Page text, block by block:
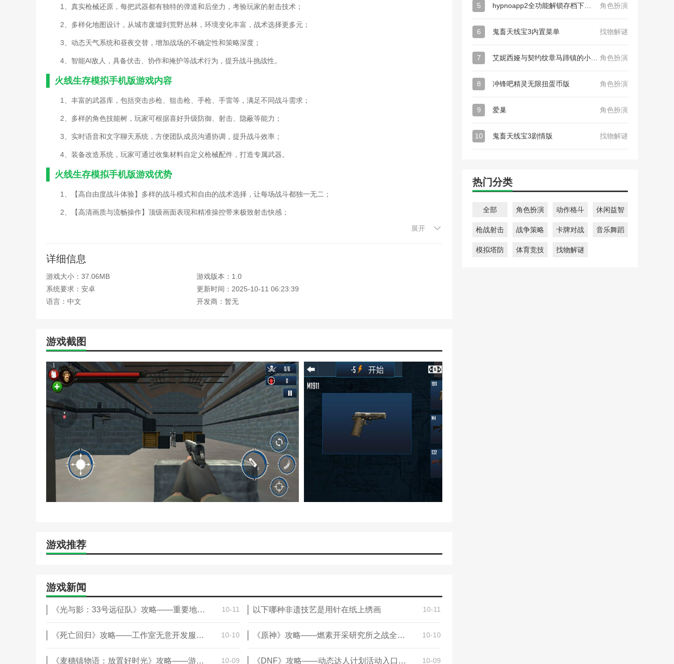
1、真实枪械还原，每把武器都有独特的弹道和后坐力，考验玩家的射击技术；
2、多样化地图设计，从城市废墟到荒野丛林，环境变化丰富，战术选择更多元；
3、动态天气系统和昼夜交替，增加战场的不确定性和策略深度；
4、智能AI敌人，具备伏击、协作和掩护等战术行为，提升战斗挑战性。
火线生存模拟手机版游戏内容
1、丰富的武器库，包括突击步枪、狙击枪、手枪、手雷等，满足不同战斗需求；
2、多样的角色技能树，玩家可根据喜好升级防御、射击、隐蔽等能力；
3、实时语音和文字聊天系统，方便团队成员沟通协调，提升战斗效率；
4、装备改造系统，玩家可通过收集材料自定义枪械配件，打造专属武器。
火线生存模拟手机版游戏优势
1、【高自由度战斗体验】多样的战斗模式和自由的战术选择，让每场战斗都独一无二；
2、【高清画质与流畅操作】顶级画面表现和精准操控带来极致射击快感；
火线生存模拟手机版游戏凭借其真实的枪械手感和多样化的战斗玩法，为射击游戏爱好者提供了极具挑战性的生存体验。游
戏不仅画面细腻，操作顺畅，还结合了丰富的社交和成长系统，增强了游戏的耐玩性和互动性。无论是单人竞技还是团队协作，
本站为您提供火线生存模拟 手机版的 手机游戏 ，欢迎大家记住本站网址，本站是您下载安卓手游app最好的网站！
展开
详细信息
游戏大小：37.06MB
游戏版本：1.0
系统要求：安卓
更新时间：2025-10-11 06:23:39
语言：中文
开发商：暂无
游戏截图
游戏推荐
游戏新闻
《光与影：33号远征队》攻略——重要地点分享 10-11 以下哪种非遗技艺是用针在纸上绣画 10-11
《死亡回归》攻略——工作室无意开发服务型游戏 称买断制仍有市场 10-10 《原神》攻略——燃素开采研究所之战全流程攻略 10-10
《麦穗镇物语：放置好时光》攻略——游戏特色内容介绍 10-09 《DNF》攻略——动态达人计划活动入口地址 10-09
5 角色扮演
6 鬼畜天线宝3内置菜单 找物解谜
7 角色扮演
8 冲锋吧精灵无限扭蛋币版 角色扮演
9 爱巢 角色扮演
10 鬼畜天线宝3剧情版 找物解谜
热门分类
全部 角色扮演 动作格斗 休闲益智
枪战射击 战争策略 卡牌对战 音乐舞蹈
模拟塔防 体育竞技 找物解谜